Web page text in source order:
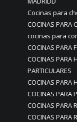
Cocinas para
COCINAS PARA
cocinas para
COCINAS PARA
COCINAS PARA
PARTICULARES
COCINAS PARA
COCINAS PARA
COCINAS PARA
COCINAS PARA